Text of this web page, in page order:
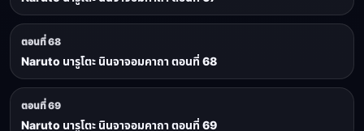
ตอนที่ 68
Naruto นารูโตะ นินจาจอมคาถา ตอนที่ 68
ตอนที่ 69
Naruto นารูโตะ นินจาจอมคาถา ตอนที่ 69